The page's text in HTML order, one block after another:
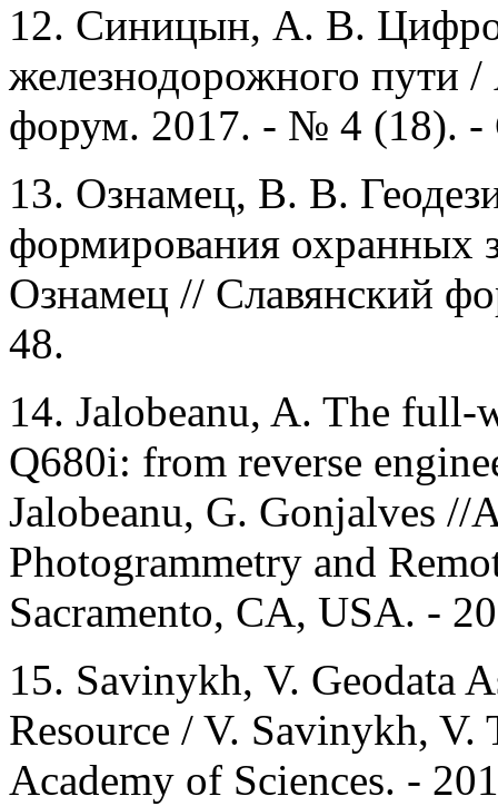
12. Синицын, А. В.
железнодорожного пути
форум. 2017. - № 4 (18). -
13. Ознамец, В. В.
формирования охранных
Ознамец // Славянский
48.
14. Jalobeanu, A. The
Q680i: from reverse
Jalobeanu, G. Gonjalves //
Photogrammetry and
Sacramento, CA, USA. -
15. Savinykh, V. Geodata
Resource / V. Savinykh,
Academy of Sciences. -